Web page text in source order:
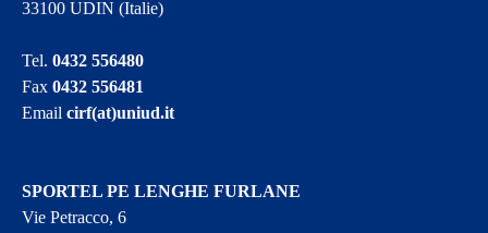
33100 UDIN (Italie)
Tel.0432 556480
Fax0432 556481
Emailcirf(at)uniud.it
SPORTEL PE LENGHE FURLANE
Vie Petracco, 6